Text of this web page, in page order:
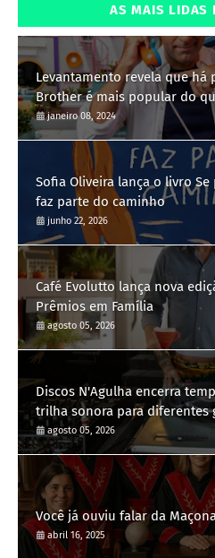
AS MAIS LIDAS
Levantamento revela que há
Brother é mais popular do
janeiro 08, 2024
Sofia Oliveira lança o livro
faz parte do caminho
junho 22, 2026
Café Evolutto lança nova
Prêmios em Família
agosto 05, 2026
Discos N'Agulha encerra
trilha sonora para diferentes
agosto 05, 2026
Você já ouviu falar da
abril 16, 2025